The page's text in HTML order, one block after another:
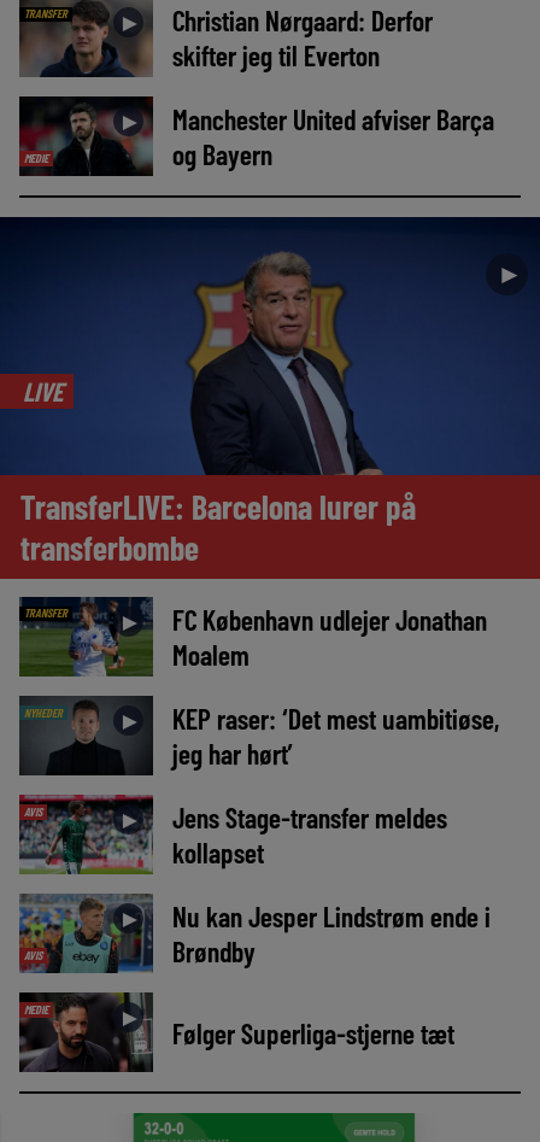
TRANSFER ►
Christian Nørgaard: Derfor
skifter jeg til Everton
MEDIE
►
Manchester United afviser Barça
og Bayern
►
LIVE
TransferLIVE: Barcelona lurer på
transferbombe
TRANSFER ►
FC København udlejer Jonathan
Moalem
NYHEDER ►
KEP raser: ‘Det mest uambitiøse,
jeg har hørt’
AVIS ►
Jens Stage-transfer meldes
kollapset
AVIS
►
Nu kan Jesper Lindstrøm ende i
Brøndby
MEDIE ► Følger Superliga-stjerne tæt